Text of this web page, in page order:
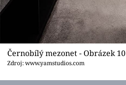
Černobílý mezonet - Obrázek 10
Zdroj: www.yamstudios.com